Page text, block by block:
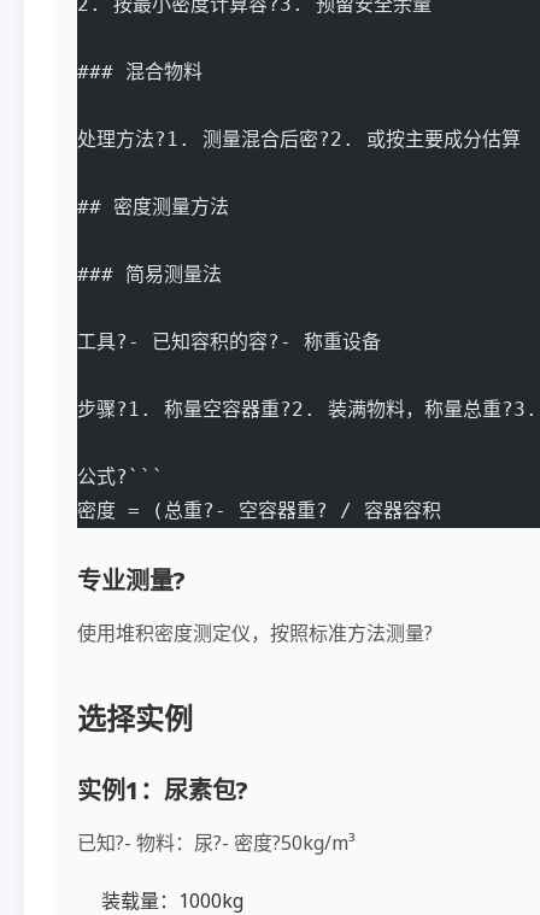
### 混合物料
处理方法?1. 测量混合后密?2. 或按主要成分估算
## 密度测量方法
### 简易测量法
工具?- 已知容积的容?- 称重设备
步骤?1. 称量空容器重?2. 装满物料，称量总重
公式?```
密度 = (总重?- 空容器重? / 容器容积
专业测量?
使用堆积密度测定仪，按照标准方法测量?
选择实例
实例1：尿素包?
已知?- 物料：尿?- 密度?50kg/m³
装载量：1000kg